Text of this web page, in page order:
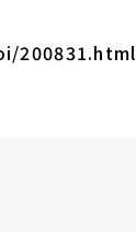
200831.html